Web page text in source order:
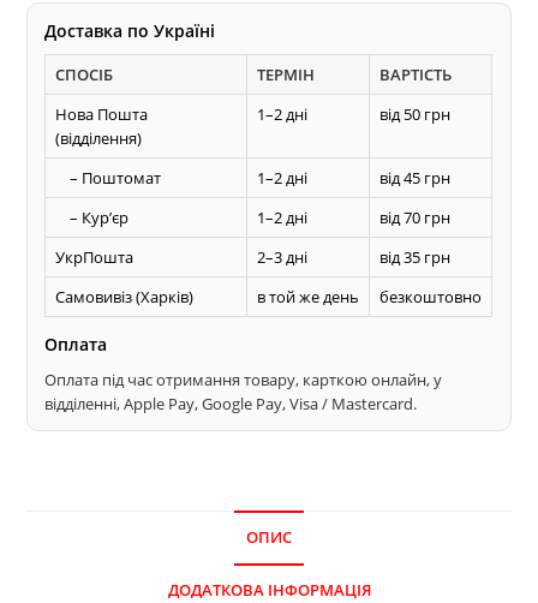
Доставка по Україні
СПОСІБ ТЕРМІН
ВАРТІСТЬ
Нова Пошта
(відділення)
1–2 дні від 50 грн
– Поштомат 1–2 дні
від 45 грн
– Курʼєр
1–2 дні
від 70 грн
УкрПошта
2–3 дні
від 35 грн
Самовивіз (Харків)
в той же день безкоштовно
Оплата
Оплата під час отримання товару, карткою онлайн, у
відділенні, Apple Pay, Google Pay, Visa / Mastercard.
ОПИС
ДОДАТКОВА ІНФОРМАЦІЯ